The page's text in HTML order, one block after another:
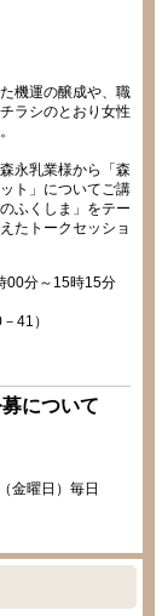
機運の醸成や、職
ラシのとおり女性
永乳業様から「森
ト」についてご講
ふくしま」をテー
たトークセッショ
00分～15時15分
41）
について
金曜日）毎日